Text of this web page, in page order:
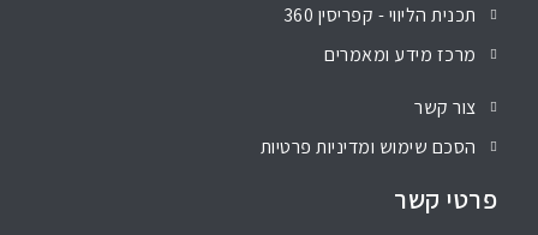
תכנית הליווי - קפריסין 360
מרכז מידע ומאמרים
צור קשר
הסכם שימוש ומדיניות פרטיות
פרטי קשר